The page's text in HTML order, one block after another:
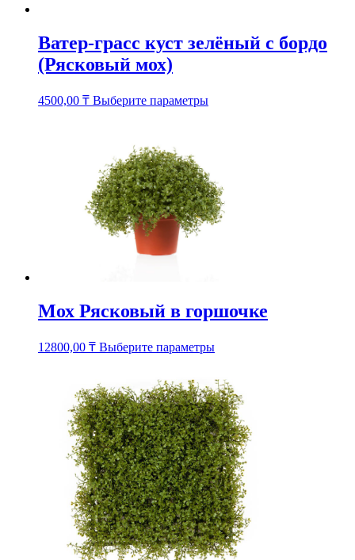
Ватер-грасс куст зелёный с бордо
(Рясковый мох)
4500,00 ₸ Выберите параметры
Опции
можно
выбрать
на
странице
Мох Рясковый в горшочке
12800,00 ₸ Выберите параметры
несколько
вариаций.
Опции
можно
выбрать
на
странице
товара.